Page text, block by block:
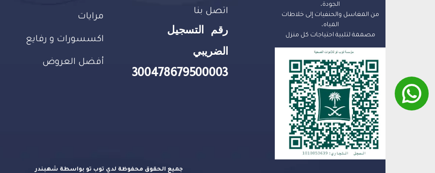
الجودة،
من المغاسل والحنفيات إلى خلاطات
المياه،
مصممة لتلبية احتياجات كل منزل
اتصل بنا
رقم التسجيل
الضريبي
300478679500003
مرايات
اكسسورات و رفايع
أفضل العروض
جميع الحقوق محفوظة لدي توب تو بواسطة شهبندر